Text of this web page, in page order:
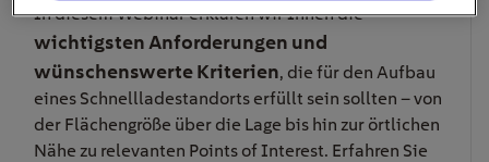
In diesem Webinar erklären wir Ihnen die
wichtigsten Anforderungen und
wünschenswerte Kriterien, die für den Aufbau
eines Schnellladestandorts erfüllt sein sollten – von
der Flächengröße über die Lage bis hin zur örtlichen
Nähe zu relevanten Points of Interest. Erfahren Sie